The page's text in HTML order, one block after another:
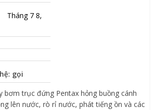
Tháng 7 8,
gọi
bơm trục đứng Pentax hỏng buồng cánh
lên nước, rò rỉ nước, phát tiếng ồn và các